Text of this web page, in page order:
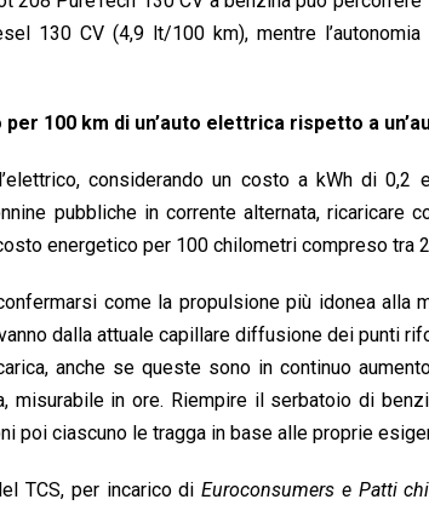
130 CV (4,9 lt/100 km), mentre
100 km di un’auto elettrica rispetto a
considerando un costo a kWh di
pubbliche in corrente alternata, ricaricare
energetico per 100 chilometri compreso tra
come la propulsione più idonea
dalla attuale capillare diffusione dei punti
anche se queste sono in continuo
misurabile in ore. Riempire il serbatoio di
poi ciascuno le tragga in base alle proprie
TCS, per incarico diEuroconsumers e Patti